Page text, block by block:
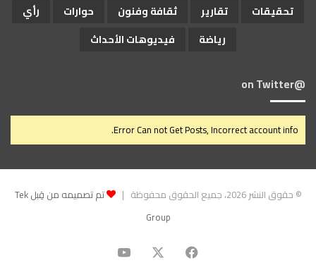
تحقيقات
تقارير ثقافة وفنون حوارات
رأي
رياضة
فيديوهات الأحداث
@on Twitter
Error Can not Get Posts, Incorrect account info.
© حقوق النشر 2026، جميع الحقوق محفوظة |
تم تصميمه من قِبل Tek
Group
فيسبوك